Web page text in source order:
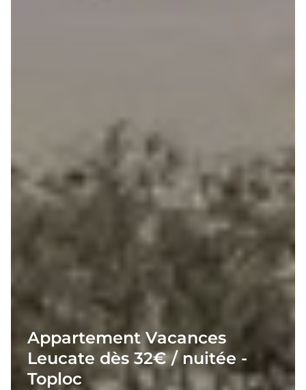
Appartement Vacances
Leucate dès 32€ / nuitée -
Toploc